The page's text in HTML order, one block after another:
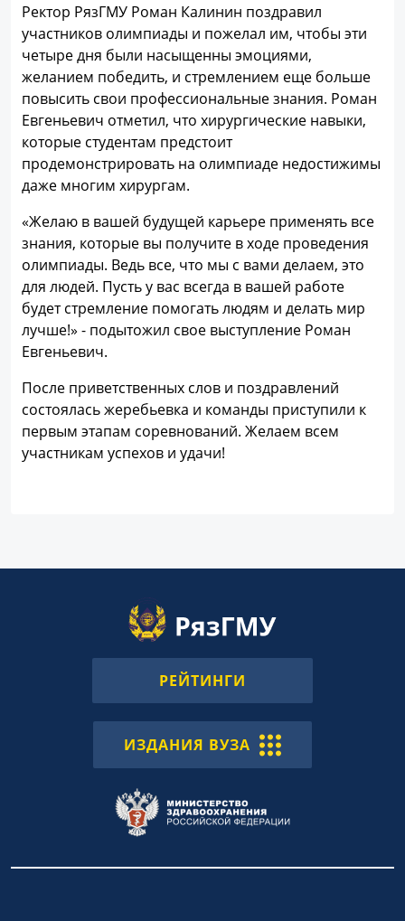
Ректор РязГМУ Роман Калинин поздравил
участников олимпиады и пожелал им, чтобы эти
четыре дня были насыщенны эмоциями,
желанием победить, и стремлением еще больше
повысить свои профессиональные знания. Роман
Евгеньевич отметил, что хирургические навыки,
которые студентам предстоит
продемонстрировать на олимпиаде недостижимы
даже многим хирургам.
«Желаю в вашей будущей карьере применять все
знания, которые вы получите в ходе проведения
олимпиады. Ведь все, что мы с вами делаем, это
для людей. Пусть у вас всегда в вашей работе
будет стремление помогать людям и делать мир
лучше!» - подытожил свое выступление Роман
Евгеньевич.
После приветственных слов и поздравлений
состоялась жеребьевка и команды приступили к
первым этапам соревнований. Желаем всем
участникам успехов и удачи!
РЕЙТИНГИ
ИЗДАНИЯ ВУЗА